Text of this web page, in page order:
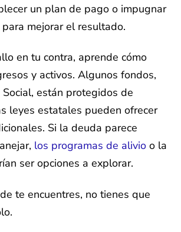
un plan de pago o impugnar
mejorar el resultado.
en tu contra, aprende cómo
y activos. Algunos fondos,
están protegidos de
leyes estatales pueden ofrecer
Si la deuda parece
los programas de alivio o la
ser opciones a explorar.
te encuentres, no tienes que